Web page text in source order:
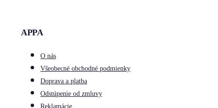
APPA
O nás
Všeobecné obchodné podmienky
Doprava a platba
Odstúpenie od zmluvy
Reklamácie